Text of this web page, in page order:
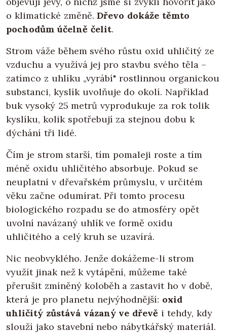
o klimatické změně.Dřevo dokáže těmto
pochodům účelně čelit.
Strom váže během svého růstu oxid uhličitý ze
vzduchu a využívá jej pro stavbu svého těla –
zatímco z uhlíku „vyrábí" rostlinnou organickou
substanci, kyslík uvolňuje do okolí. Například
buk vysoký 25 metrů vyprodukuje za rok tolik
kyslíku, kolik spotřebují za stejnou dobu k
dýchání tři lidé.
Čím je strom starší, tím pomaleji roste a tím
méně oxidu uhličitého absorbuje. Pokud se
neuplatní v dřevařském průmyslu, v určitém
věku začne odumírat. Při tomto procesu
biologického rozpadu se do atmosféry opět
uvolní navázaný uhlík ve formě oxidu
uhličitého a celý kruh se uzavírá.
Nic neobvyklého. Jenže dokážeme-li strom
využít jinak než k vytápění, můžeme také
přerušit zmíněný koloběh a zastavit ho v době,
která je pro planetu nejvýhodnější: oxid
uhličitý zůstává vázaný ve dřevě i tehdy, kdy
slouží jako stavební nebo nábytkářský materiál.